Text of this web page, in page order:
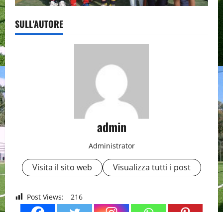
SULL'AUTORE
admin
Administrator
Visita il sito web Visualizza tutti i post
Post Views: 216